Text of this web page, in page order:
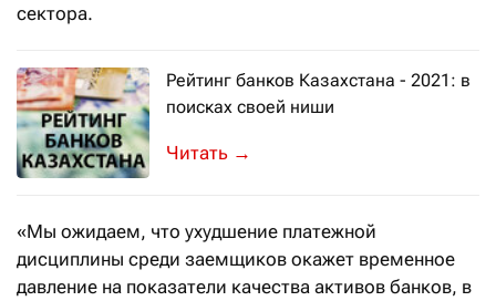
сектора.
Рейтинг банков Казахстана - 2021: в
поисках своей ниши
Какие вопросы придется решать
→
«Мы ожидаем, что ухудшение платежной
дисциплины среди заемщиков окажет временное
давление на показатели качества активов банков, в